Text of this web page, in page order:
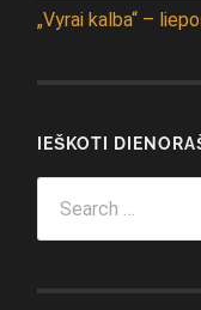
„Vyrai kalba“ –
IEŠKOTI
for: